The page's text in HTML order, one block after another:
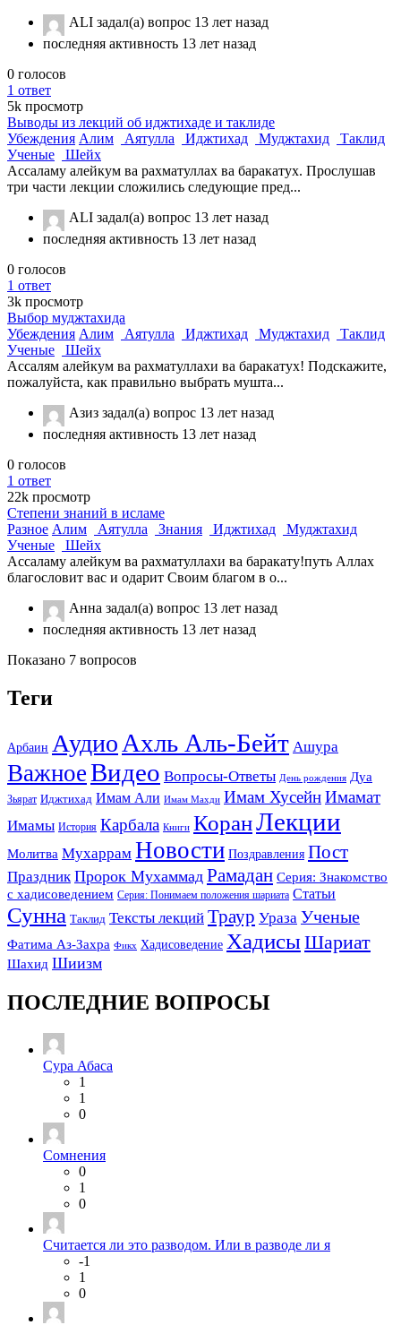
ALI задал(а) вопрос 13 лет назад
последняя активность 13 лет назад
0 голосов
1 ответ
5k просмотр
Выводы из лекций об иджтихаде и таклиде
Убеждения Алим Аятулла Иджтихад Муджтахид
Таклид
Ученые
Шейх
Ассаламу алейкум ва рахматуллах ва баракатух. Прослушав
три части лекции сложились следующие пред...
ALI задал(а) вопрос 13 лет назад
последняя активность 13 лет назад
0 голосов
1 ответ
3k просмотр
Выбор муджтахида
Убеждения Алим Аятулла Иджтихад Муджтахид
Таклид
Ученые
Шейх
Ассалям алейкум ва рахматуллахи ва баракатух! Подскажите,
пожалуйста, как правильно выбрать мушта...
Азиз задал(а) вопрос 13 лет назад
последняя активность 13 лет назад
0 голосов
1 ответ
22k просмотр
Степени знаний в исламе
Разное Алим Аятулла Знания Иджтихад
Муджтахид
Ученые
Шейх
Ассаламу алейкум ва рахматуллахи ва баракату!путь Аллах
благословит вас и одарит Своим благом в о...
Анна задал(а) вопрос 13 лет назад
последняя активность 13 лет назад
Показано 7 вопросов
Теги
Арбаин Аудио Ахль Аль-Бейт Ашура
ВажноеВидео Вопросы-Ответы День рождения Дуа
Зьярат Иджтихад Имам Али Имам Махди Имам ХусейнИмамат
Имамы История Карбала Книги КоранЛекции
Молитва Мухаррам Новости Поздравления Пост
Праздник Пророк Мухаммад Рамадан Серия: Знакомство
с хадисоведением Серия: Понимаем положения шариата Статьи
Сунна Таклид Тексты лекций Траур Ураза Ученые
Фатима Аз-Захра Фикх Хадисоведение ХадисыШариат
Шахид Шиизм
ПОСЛЕДНИЕ ВОПРОСЫ
Сура Абаса
1
1
0
Сомнения
0
1
0
Считается ли это разводом. Или в разводе ли я
-1
1
0